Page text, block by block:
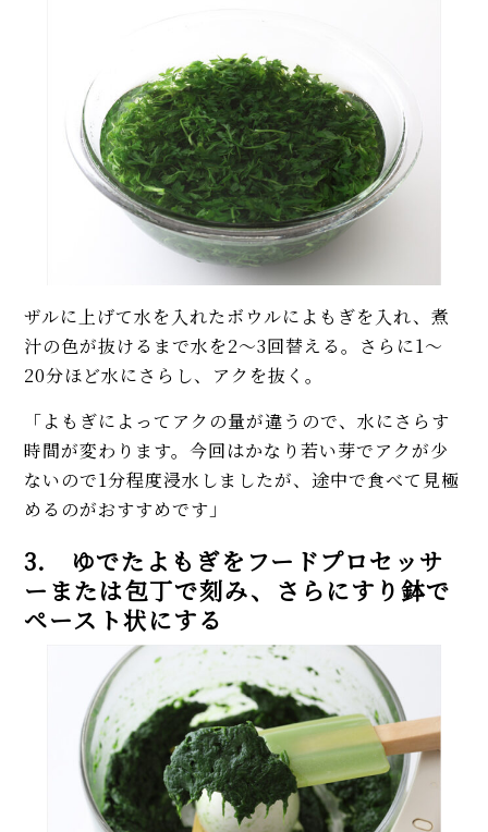
ザルに上げて水を入れたボウルによもぎを入れ、煮
汁の色が抜けるまで水を2～3回替える。さらに1～
20分ほど水にさらし、アクを抜く。
「よもぎによってアクの量が違うので、水にさらす
時間が変わります。今回はかなり若い芽でアクが少
ないので1分程度浸水しましたが、途中で食べて見極
めるのがおすすめです」
3. ゆでたよもぎをフードプロセッサ
ーまたは包丁で刻み、さらにすり鉢で
ペースト状にする